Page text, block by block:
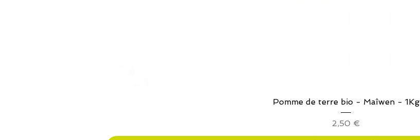
Aperçu rapide
Pomme de terre bio - Maîwen - 1Kg
Prix
2,50 €